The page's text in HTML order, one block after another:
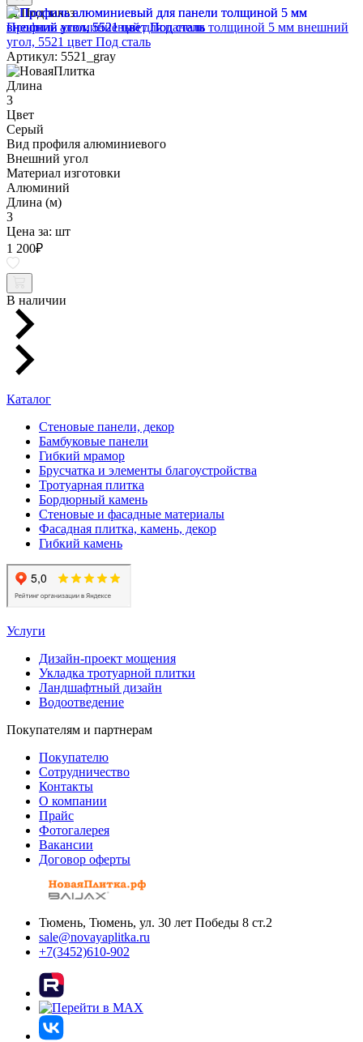
Под заказ
Профиль алюминиевый для панели толщиной 5 мм внешний
угол, 5521 цвет Под сталь
Артикул: 5521_gray
Длина
3
Цвет
Серый
Вид профиля алюминиевого
Внешний угол
Материал изготовки
Алюминий
Длина (м)
3
Цена за: шт
1 200₽
В наличии
Каталог
Стеновые панели, декор
Бамбуковые панели
Гибкий мрамор
Брусчатка и элементы благоустройства
Тротуарная плитка
Бордюрный камень
Стеновые и фасадные материалы
Фасадная плитка, камень, декор
Гибкий камень
Услуги
Дизайн-проект мощения
Укладка тротуарной плитки
Ландшафтный дизайн
Водоотведение
Покупателям и партнерам
Покупателю
Сотрудничество
Контакты
О компании
Прайс
Фотогалерея
Вакансии
Договор оферты
Тюмень, Тюмень, ул. 30 лет Победы 8 ст.2
sale@novayaplitka.ru
+7(3452)610-902